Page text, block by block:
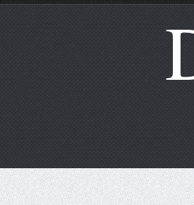
Partenaires